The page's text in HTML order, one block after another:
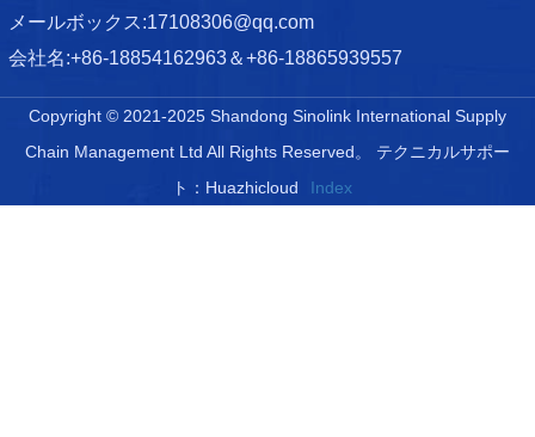
メールボックス:17108306@qq.com
会社名:+86-18854162963＆+86-18865939557
Copyright © 2021-2025 Shandong Sinolink International Supply
Chain Management Ltd All Rights Reserved。 テクニカルサポー
ト：Huazhicloud
Index